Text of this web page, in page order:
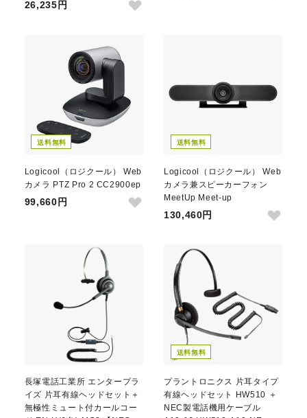
26,235円
送料無料
Logicool（ロジクール） Web
カメラ PTZ Pro 2 CC2900ep
99,660円
送料無料
Logicool（ロジクール） Web
カメラ兼スピーカーフォン
MeetUp Meet-up
130,460円
長塚電話工業所 エンタープラ
イズ 片耳有線ヘッドセット＋
無極性ミュート付カールコー
送料無料
プラントロニクス 片耳タイプ
有線ヘッドセット HW510 ＋
NEC製電話機用ケーブル